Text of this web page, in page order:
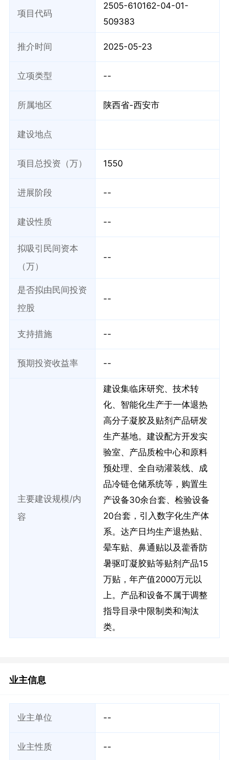
项目代码
2505-610162-04-01-
509383
推介时间 2025-05-23
立项类型 --
所属地区 陕西省-西安市
建设地点
项目总投资（万） 1550
进展阶段 --
建设性质 --
拟吸引民间资本
（万）
--
是否拟由民间投资
控股
--
支持措施 --
预期投资收益率 --
主要建设规模/内
容
建设集临床研究、技术转
化、智能化生产于一体退热
高分子凝胶及贴剂产品研发
生产基地。建设配方开发实
验室、产品质检中心和原料
预处理、全自动灌装线、成
品冷链仓储系统等，购置生
产设备30余台套、检验设备
20台套，引入数字化生产体
系。达产日均生产退热贴、
晕车贴、鼻通贴以及藿香防
暑驱叮凝胶贴等贴剂产品15
万贴，年产值2000万元以
上。产品和设备不属于调整
指导目录中限制类和淘汰
类。
业主信息
业主单位 --
业主性质 --